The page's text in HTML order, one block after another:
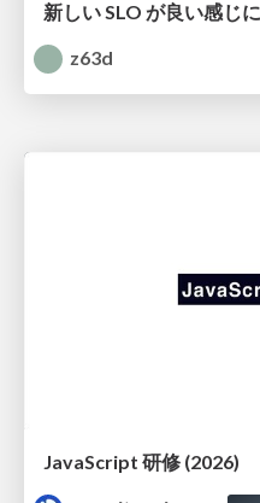
新しい SLO が良い感じ
z63d
JavaScript 研修 (2026)